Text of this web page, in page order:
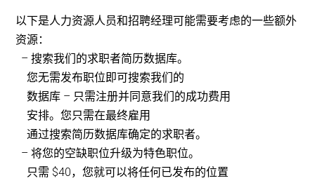
以下是人力资源人员和招聘经理可能需要考虑的一些额外
资源：
– 搜索我们的求职者简历数据库。
您无需发布职位即可搜索我们的
数据库 – 只需注册并同意我们的成功费用
安排。您只需在最终雇用
通过搜索简历数据库确定的求职者。
– 将您的空缺职位升级为特色职位。
只需 $40，您就可以将任何已发布的位置